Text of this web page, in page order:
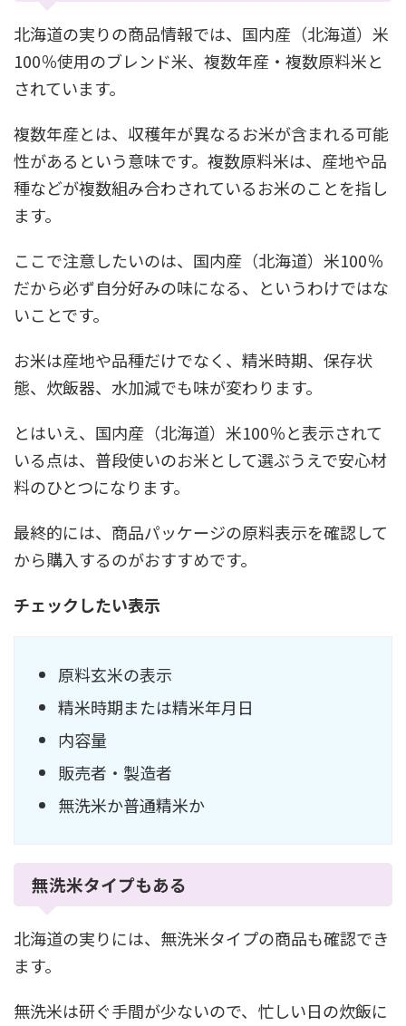
北海道の実りの商品情報では、国内産（北海道）米
100％使用のブレンド米、複数年産・複数原料米と
されています。
複数年産とは、収穫年が異なるお米が含まれる可能
性があるという意味です。複数原料米は、産地や品
種などが複数組み合わされているお米のことを指し
ます。
ここで注意したいのは、国内産（北海道）米100％
だから必ず自分好みの味になる、というわけではな
いことです。
お米は産地や品種だけでなく、精米時期、保存状
態、炊飯器、水加減でも味が変わります。
とはいえ、国内産（北海道）米100％と表示されて
いる点は、普段使いのお米として選ぶうえで安心材
料のひとつになります。
最終的には、商品パッケージの原料表示を確認して
から購入するのがおすすめです。
チェックしたい表示
原料玄米の表示
精米時期または精米年月日
内容量
販売者・製造者
無洗米か普通精米か
無洗米タイプもある
北海道の実りには、無洗米タイプの商品も確認でき
ます。
無洗米は研ぐ手間が少ないので、忙しい日の炊飯に